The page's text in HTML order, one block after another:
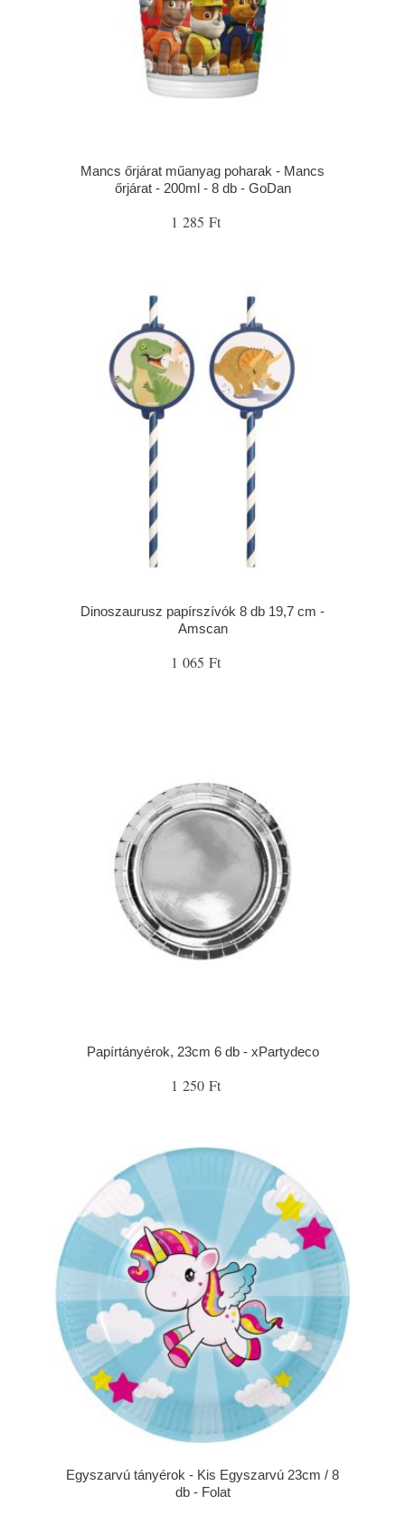
Mancs őrjárat műanyag poharak - Mancs
őrjárat - 200ml - 8 db - GoDan
1 285 Ft
Dinoszaurusz papírszívók 8 db 19,7 cm -
Amscan
1 065 Ft
Papírtányérok, 23cm 6 db - xPartydeco
1 250 Ft
Egyszarvú tányérok - Kis Egyszarvú 23cm / 8
db - Folat